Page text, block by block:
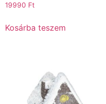
19990 Ft
Kosárba teszem